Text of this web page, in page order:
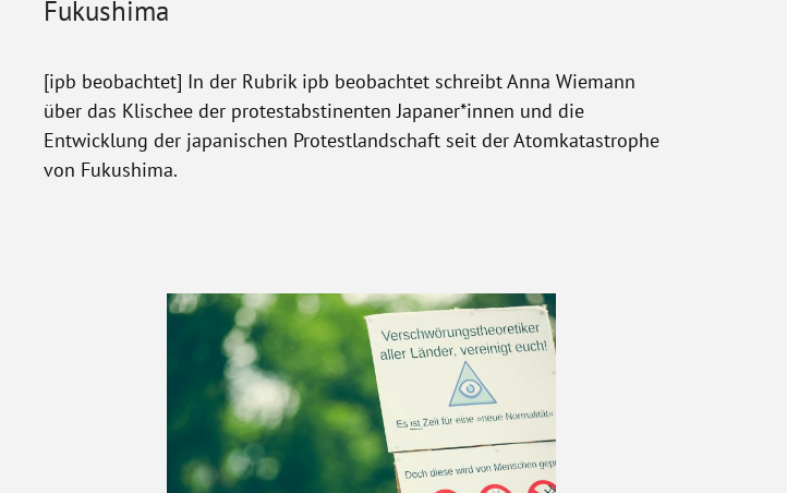
Fukushima
[ipb beobachtet] In der Rubrik ipb beobachtet schreibt Anna Wiemann
über das Klischee der protestabstinenten Japaner*innen und die
Entwicklung der japanischen Protestlandschaft seit der Atomkatastrophe
von Fukushima.